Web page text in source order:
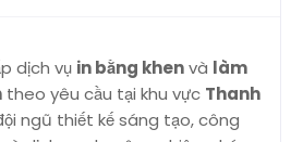
dịch vụ in bằng khenvà làm
theo yêu cầu tại khu vực Thanh
ngũ thiết kế sáng tạo, công